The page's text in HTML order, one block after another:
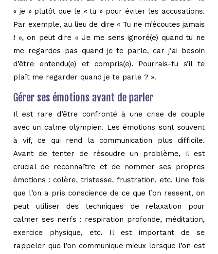
« je » plutôt que le « tu » pour éviter les accusations.
Par exemple, au lieu de dire « Tu ne m’écoutes jamais
! », on peut dire « Je me sens ignoré(e) quand tu ne
me regardes pas quand je te parle, car j’ai besoin
d’être entendu(e) et compris(e). Pourrais-tu s’il te
plaît me regarder quand je te parle ? ».
Gérer ses émotions avant de parler
Il est rare d’être confronté à une crise de couple
avec un calme olympien. Les émotions sont souvent
à vif, ce qui rend la communication plus difficile.
Avant de tenter de résoudre un problème, il est
crucial de reconnaître et de nommer ses propres
émotions : colère, tristesse, frustration, etc. Une fois
que l’on a pris conscience de ce que l’on ressent, on
peut utiliser des techniques de relaxation pour
calmer ses nerfs : respiration profonde, méditation,
exercice physique, etc. Il est important de se
rappeler que l’on communique mieux lorsque l’on est